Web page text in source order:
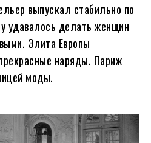
выпускал стабильно по
удавалось делать женщин
Элита Европы
наряды. Париж
моды.